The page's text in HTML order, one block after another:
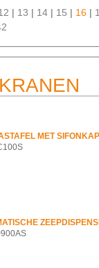
| 13 | 14 | 15 | 16 |
MET SIFONKAP